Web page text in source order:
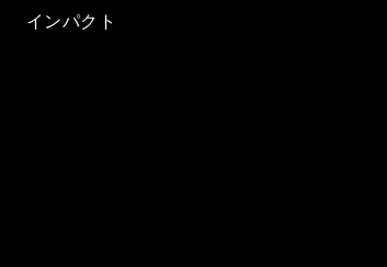
インパクト